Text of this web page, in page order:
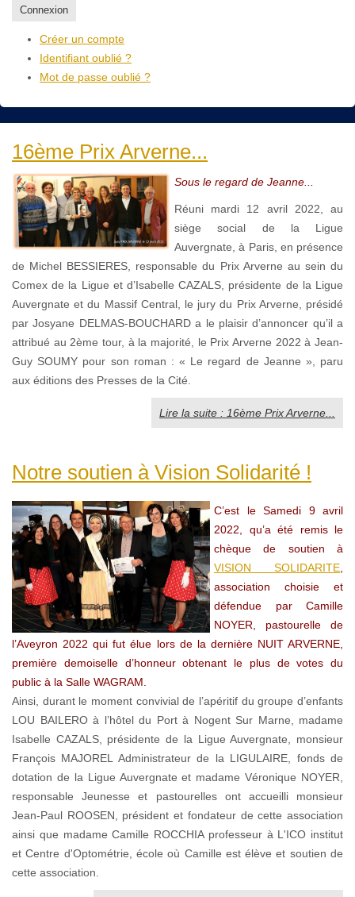
Connexion
Créer un compte
Identifiant oublié ?
Mot de passe oublié ?
16ème Prix Arverne...
Sous le regard de Jeanne...
Réuni mardi 12 avril 2022, au
siège social de la Ligue
Auvergnate, à Paris, en présence
de Michel BESSIERES, responsable du Prix Arverne au sein du
Comex de la Ligue et d’Isabelle CAZALS, présidente de la Ligue
Auvergnate et du Massif Central, le jury du Prix Arverne, présidé
par Josyane DELMAS-BOUCHARD a le plaisir d’annoncer qu’il a
attribué au 2ème tour, à la majorité, le Prix Arverne 2022 à Jean-
Guy SOUMY pour son roman : « Le regard de Jeanne », paru
aux éditions des Presses de la Cité.
Lire la suite : 16ème Prix Arverne...
Notre soutien à Vision Solidarité !
C’est le Samedi 9 avril
2022, qu’a été remis le
chèque de soutien à
VISION SOLIDARITE
association choisie et
défendue par Camille
NOYER, pastourelle de
l’Aveyron 2022 qui fut élue lors de la dernière NUIT ARVERNE,
première demoiselle d’honneur obtenant le plus de votes du
public à la Salle WAGRAM.
Ainsi, durant le moment convivial de l’apéritif du groupe d’enfants
LOU BAILERO à l’hôtel du Port à Nogent Sur Marne, madame
Isabelle CAZALS, présidente de la Ligue Auvergnate, monsieur
François MAJOREL Administrateur de la LIGULAIRE, fonds de
dotation de la Ligue Auvergnate et madame Véronique NOYER,
responsable Jeunesse et pastourelles ont accueilli monsieur
Jean-Paul ROOSEN, président et fondateur de cette association
ainsi que madame Camille ROCCHIA professeur à L'ICO institut
et Centre d'Optométrie, école où Camille est élève et soutien de
cette association.